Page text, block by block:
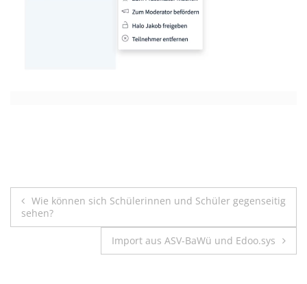
Beitragsnavigation
Wie können sich Schülerinnen und Schüler gegenseitig
sehen?
Import aus ASV-BaWü und Edoo.sys